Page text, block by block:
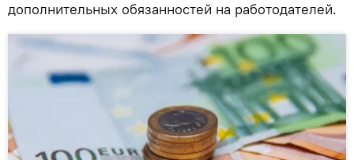
дополнительных обязанностей на работодателей.